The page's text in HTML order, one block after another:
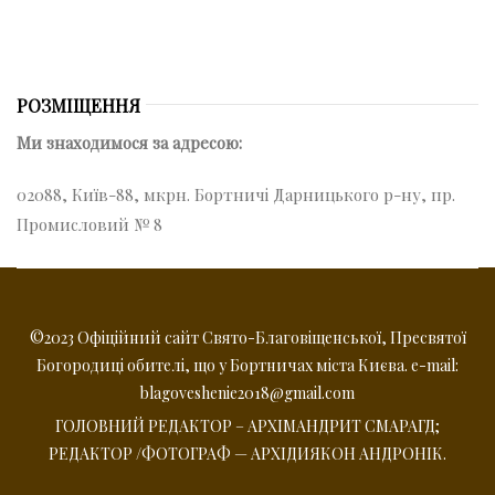
РОЗМІЩЕННЯ
Ми знаходимося за адресою:
02088, Київ-88, мкрн. Бортничі Дарницького р-ну, пр.
Промисловий № 8
©2023 Офіційний сайт Свято-Благовіщенської, Пресвятої
Богородиці обителі, що у Бортничах міста Києва. e-mail:
blagoveshenie2018@gmail.com
ГОЛОВНИЙ РЕДАКТОР – АРХІМАНДРИТ СМАРАГД;
РЕДАКТОР /ФОТОГРАФ — АРХІДИЯКОН АНДРОНІК.